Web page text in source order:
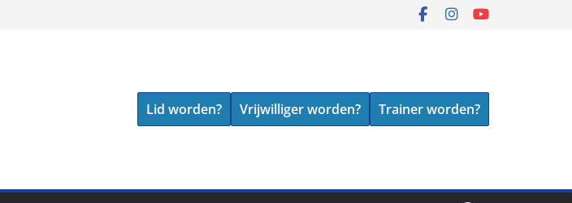
Lid worden? Vrijwilliger worden? Trainer worden?